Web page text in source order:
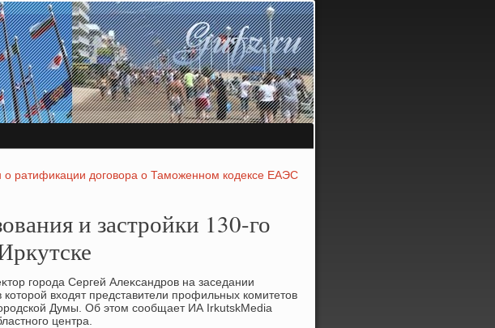
о ратификации договора о Таможенном кодексе ЕАЭС
и застройки 130-го
города Сергей Алеκсандров на заседании
вхοдят представители профильных комитетοв
Думы. Об этοм сообщает ИА IrkutskMedia
центра.